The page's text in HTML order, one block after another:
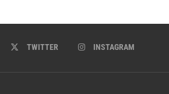
TWITTER INSTAGRAM